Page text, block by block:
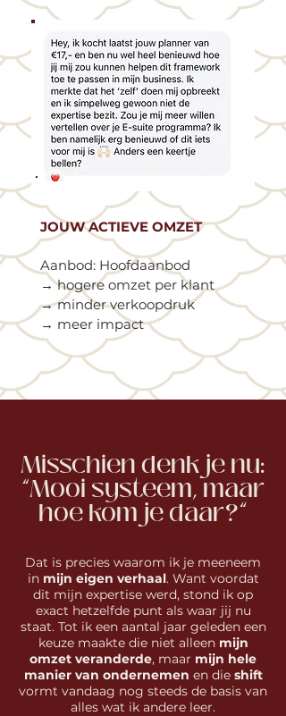
JOUW ACTIEVE OMZET
Aanbod: Hoofdaanbod
→ hogere omzet per klant
→ minder verkoopdruk
→ meer impact
Misschien denk je nu:
“Mooi systeem, maar
hoe kom je daar?”
Dat is precies waarom ik je meeneem
in mijn eigen verhaal. Want voordat
dit mijn expertise werd, stond ik op
exact hetzelfde punt als waar jij nu
staat. Tot ik een aantal jaar geleden een
keuze maakte die niet alleen mijn
omzet veranderde, maar mijn hele
manier van ondernemen en die shift
vormt vandaag nog steeds de basis van
alles wat ik andere leer.